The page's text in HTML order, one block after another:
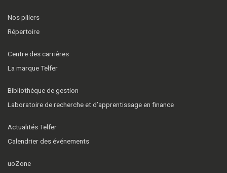
Nos piliers
Répertoire
Centre des carrières
La marque Telfer
Bibliothèque de gestion
Laboratoire de recherche et d’apprentissage en finance
Actualités Telfer
Calendrier des événements
uoZone